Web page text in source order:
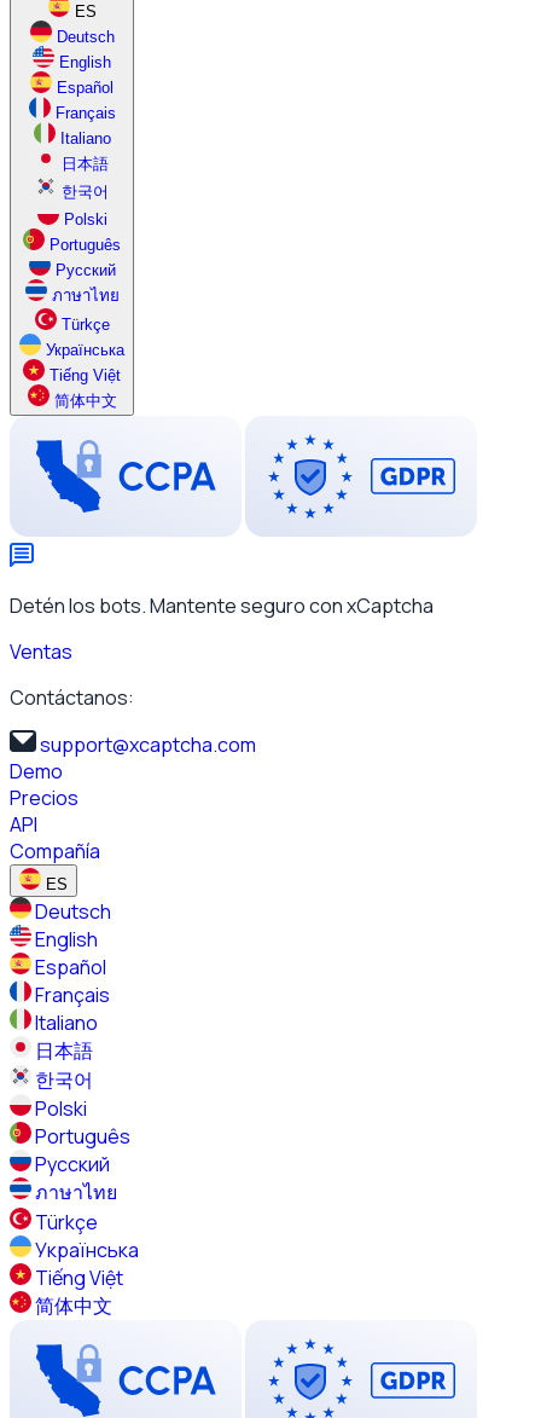
ES
Deutsch
English
Español
Français
Italiano
日本語
한국어
Polski
Português
Русский
ภาษาไทย
Türkçe
Українська
Tiếng Việt
简体中文
Detén los bots. Mantente seguro con xCaptcha
Ventas
Contáctanos:
support@xcaptcha.com
Demo
Precios
API
Compañía
ES
Deutsch
English
Español
Français
Italiano
日本語
한국어
Polski
Português
Русский
ภาษาไทย
Türkçe
Українська
Tiếng Việt
简体中文